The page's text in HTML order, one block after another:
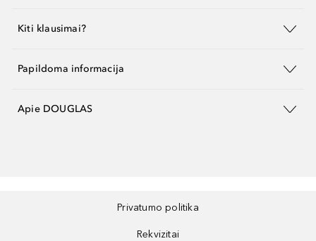
Kiti klausimai?
Papildoma informacija
Apie DOUGLAS
Privatumo politika
Rekvizitai